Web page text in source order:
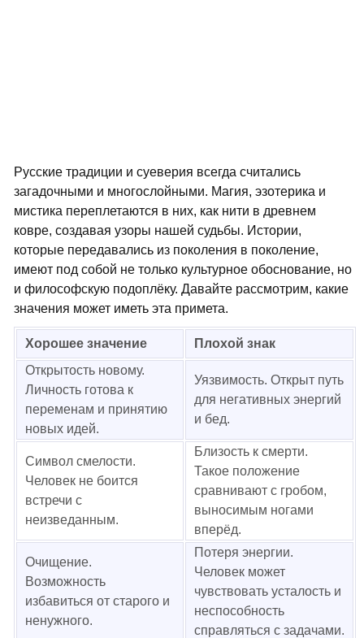
Русские традиции и суеверия всегда считались
загадочными и многослойными. Магия, эзотерика и
мистика переплетаются в них, как нити в древнем
ковре, создавая узоры нашей судьбы. Истории,
которые передавались из поколения в поколение,
имеют под собой не только культурное обоснование, но
и философскую подоплёку. Давайте рассмотрим, какие
значения может иметь эта примета.
Хорошее значение
Плохой знак
Открытость новому.
Личность готова к
переменам и принятию
новых идей.
Уязвимость. Открыт путь
для негативных энергий
и бед.
Символ смелости.
Человек не боится
встречи с
неизведанным.
Близость к смерти.
Такое положение
сравнивают с гробом,
выносимым ногами
вперёд.
Очищение.
Возможность
избавиться от старого и
ненужного.
Потеря энергии.
Человек может
чувствовать усталость и
неспособность
справляться с задачами.